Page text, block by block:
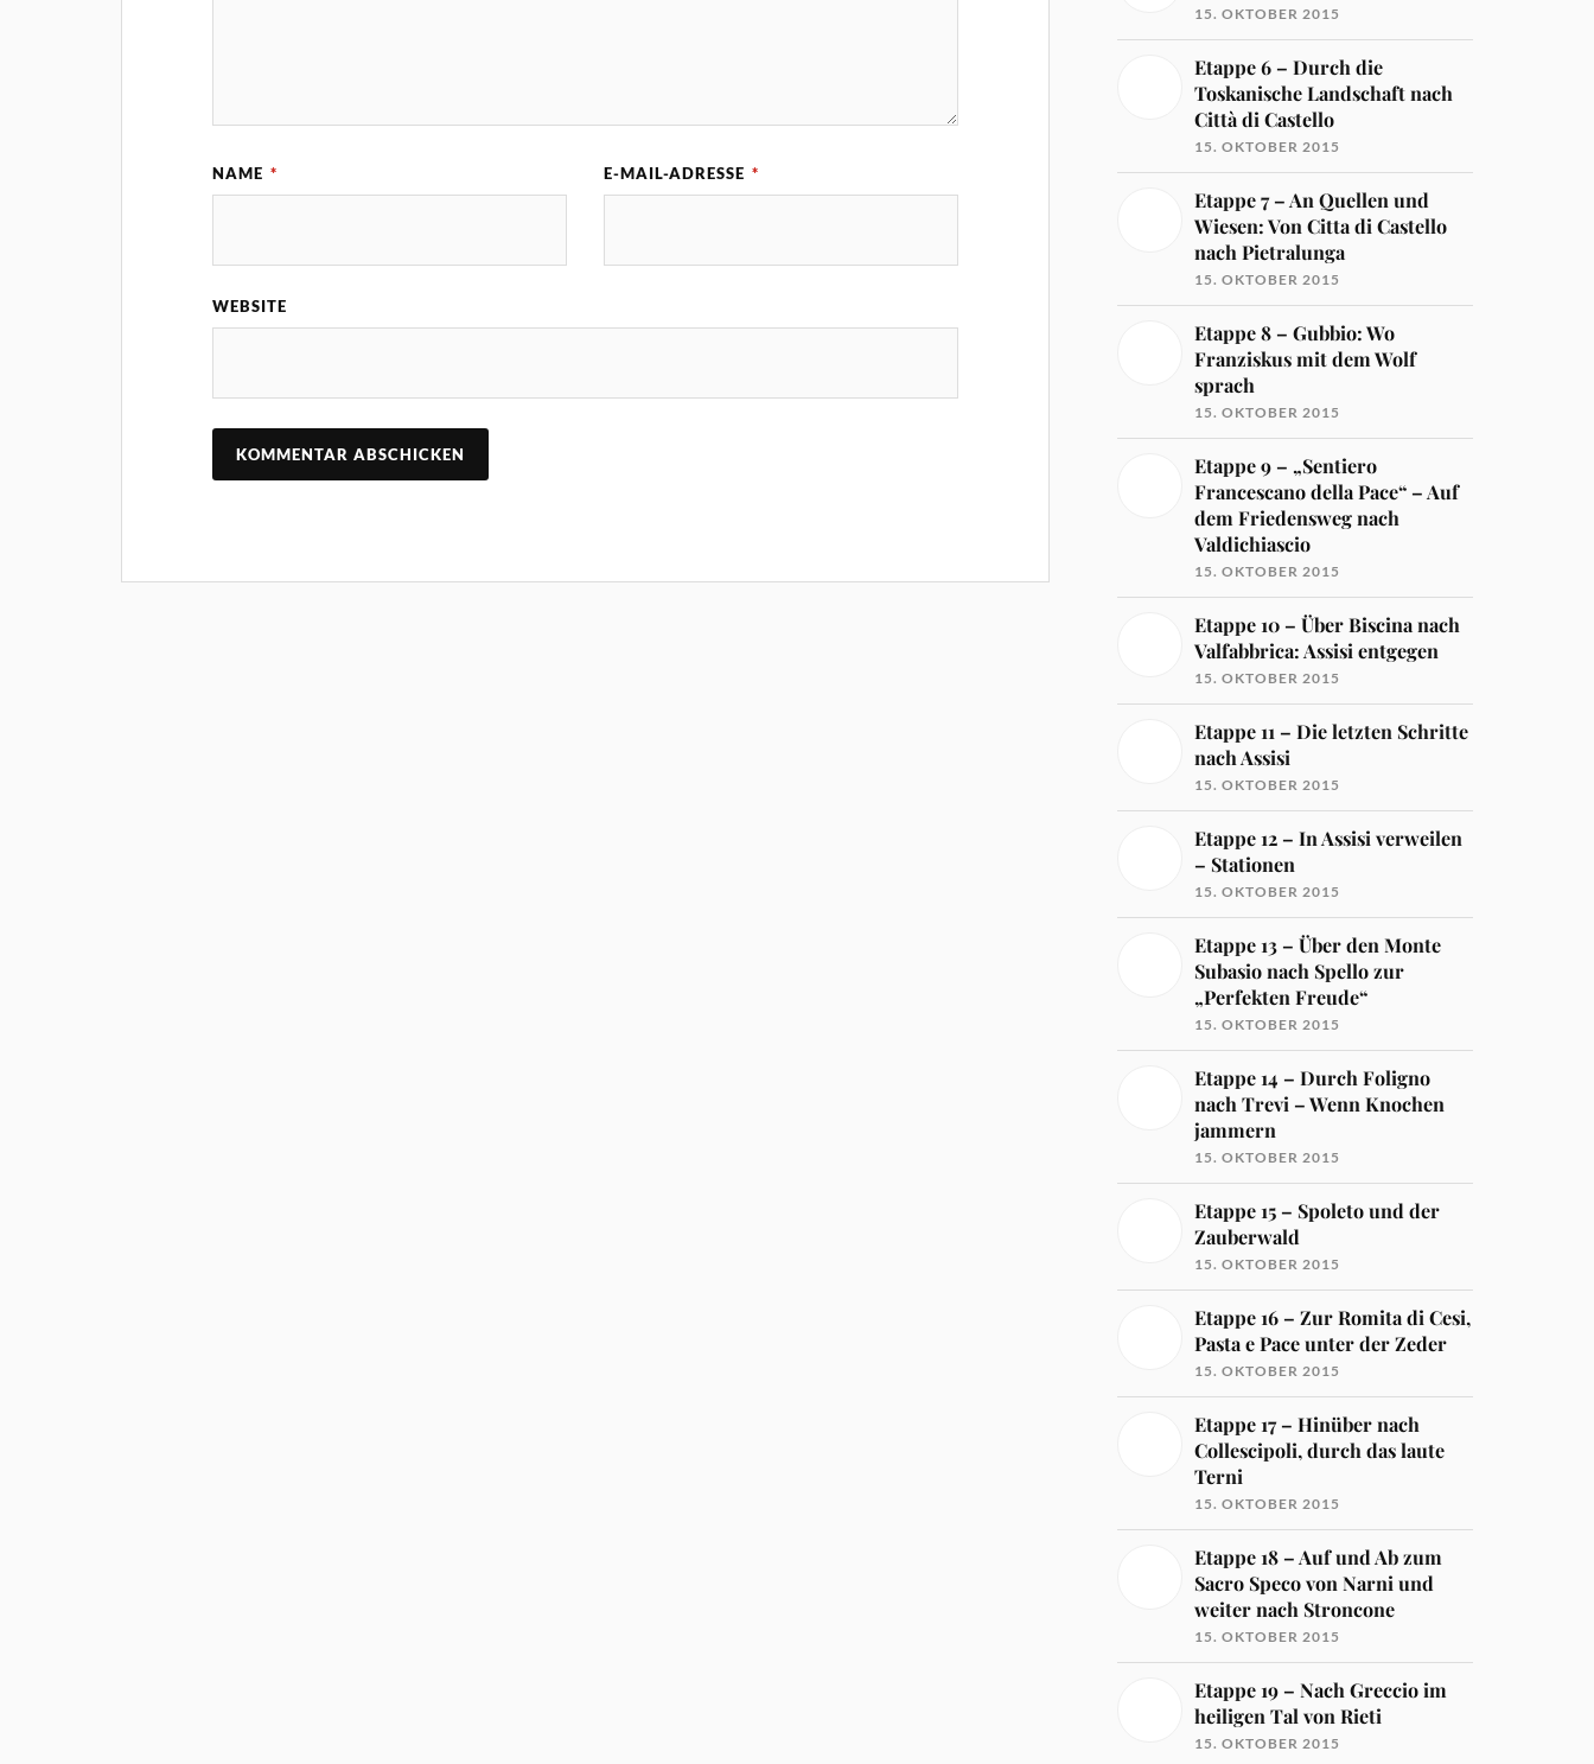
NAME * E-MAIL-ADRESSE *
WEBSITE
15. OKTOBER 2015
Etappe 6 – Durch die
Toskanische Landschaft nach
Città di Castello
15. OKTOBER 2015
Etappe 7 – An Quellen und
Wiesen: Von Citta di Castello
nach Pietralunga
15. OKTOBER 2015
Etappe 8 – Gubbio: Wo
Franziskus mit dem Wolf
sprach
15. OKTOBER 2015
Etappe 9 – „Sentiero
Francescano della Pace“ – Auf
dem Friedensweg nach
Valdichiascio
15. OKTOBER 2015
Etappe 10 – Über Biscina nach
Valfabbrica: Assisi entgegen
15. OKTOBER 2015
Etappe 11 – Die letzten Schritte
nach Assisi
15. OKTOBER 2015
Etappe 12 – In Assisi verweilen
– Stationen
15. OKTOBER 2015
Etappe 13 – Über den Monte
Subasio nach Spello zur
„Perfekten Freude“
15. OKTOBER 2015
Etappe 14 – Durch Foligno
nach Trevi – Wenn Knochen
jammern
15. OKTOBER 2015
Etappe 15 – Spoleto und der
Zauberwald
15. OKTOBER 2015
Etappe 16 – Zur Romita di Cesi,
Pasta e Pace unter der Zeder
15. OKTOBER 2015
Etappe 17 – Hinüber nach
Collescipoli, durch das laute
Terni
15. OKTOBER 2015
Etappe 18 – Auf und Ab zum
Sacro Speco von Narni und
weiter nach Stroncone
15. OKTOBER 2015
Etappe 19 – Nach Greccio im
heiligen Tal von Rieti
15. OKTOBER 2015